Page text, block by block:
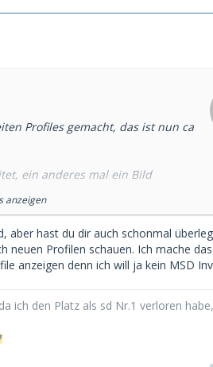
Profiles gemacht, das ist nun ca
ein anderes mal ein Bild
Erkennbar das dieses mitten in
bis 2 Uhr.
und das fast jede Nacht, ein Schelm
geht dort das selbe wieder los, nur
anzeigen
aber hast du dir auch schonmal
neuen Profilen schauen. Ich mache
anzeigen denn ich will ja kein MSD
ich den Platz als sd Nr.1 verloren